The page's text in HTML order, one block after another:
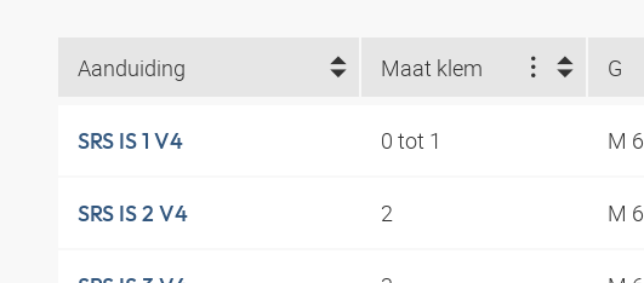
Aanduiding Maat klem G
SRS IS 1 V4 0 tot 1 M 6
SRS IS 2 V4 2 M 6